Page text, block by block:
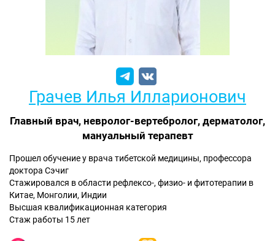
Грачев Илья Илларионович
Главный врач, невролог-вертебролог, дерматолог,
мануальный терапевт
Прошел обучение у врача тибетской медицины, профессора
доктора Сэчиг
Стажировался в области рефлексо-, физио- и фитотерапии в
Китае, Монголии, Индии
Высшая квалификационная категория
Стаж работы 15 лет